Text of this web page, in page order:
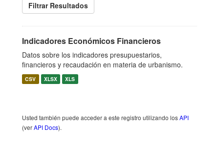
Filtrar Resultados
Indicadores Económicos Financieros
Datos sobre los indicadores presupuestarios,
financieros y recaudación en materia de urbanismo.
CSV XLSX XLS
Usted también puede acceder a este registro utilizando losAPI
(verAPI Docs).